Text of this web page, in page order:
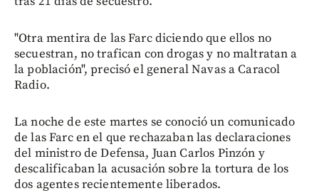
"Otra mentira de las Farc diciendo que ellos no
secuestran, no trafican con drogas y no maltratan a
la población", precisó el general Navas a Caracol
Radio.
La noche de este martes se conoció un comunicado
de las Farc en el que rechazaban las declaraciones
del ministro de Defensa, Juan Carlos Pinzón y
descalificaban la acusación sobre la tortura de los
dos agentes recientemente liberados.